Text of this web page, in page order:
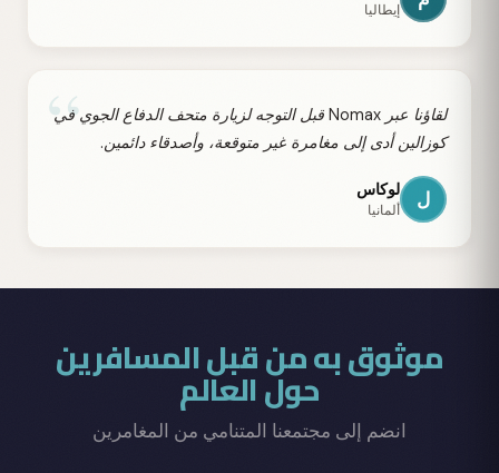
إيطاليا
“
لقاؤنا عبر Nomax قبل التوجه لزيارة متحف الدفاع الجوي في
كوزالين أدى إلى مغامرة غير متوقعة، وأصدقاء دائمين.
ل لوكاس
ألمانيا
موثوق به من قبل المسافرين
حول العالم
انضم إلى مجتمعنا المتنامي من المغامرين